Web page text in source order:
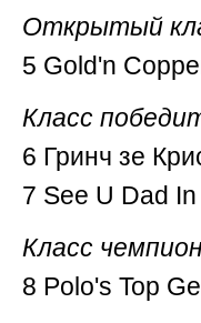
Открытый
5 Gold'n
Класс
6 Гринч зе
7 See U Dad
Класс
8 Polo's Top